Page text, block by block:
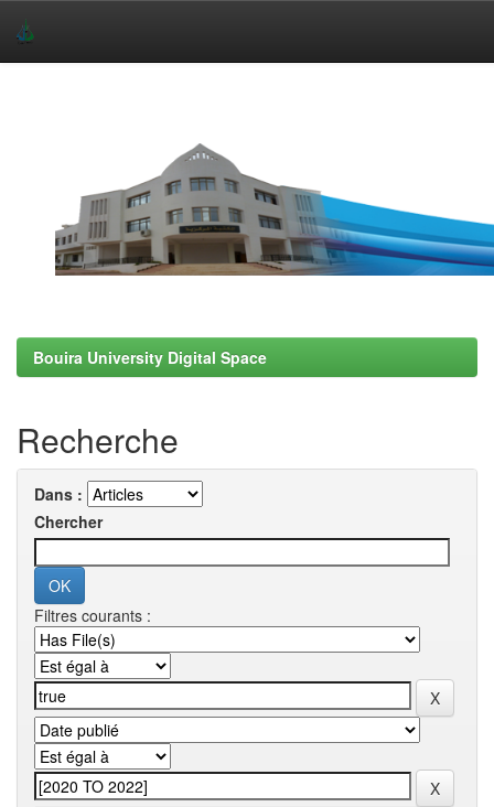
Bouira University Digital Space
Recherche
Dans :
Chercher
Filtres courants :